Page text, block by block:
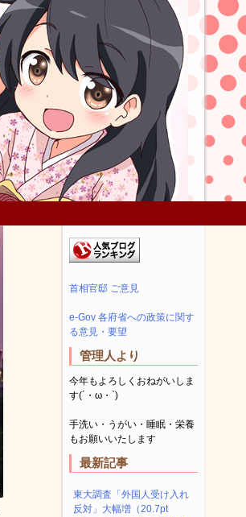
首相官邸 ご意見
e-Gov 各府省への政策に関す
る意見・要望
管理人より
今年もよろしくおねがいしま
す(´・ω・`)
手洗い・うがい・睡眠・栄養
もお願いいたします
最新記事
東大調査「外国人受け入れ
反対」大幅増（20.7pt